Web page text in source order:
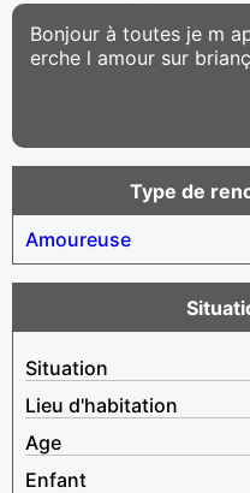
Bonjour à toutes je m
erche l amour sur
Type de
Amoureuse
Situation
Lieu d'habitation
Age
Enfant